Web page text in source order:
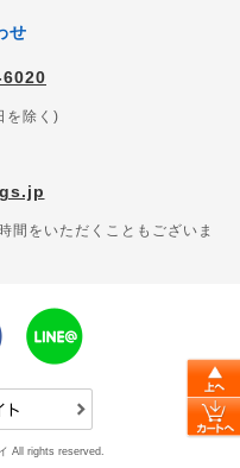
せ
を除く)
間をいただくこともございま
All rights reserved.